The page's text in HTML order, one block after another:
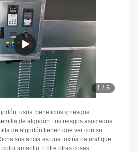
1 /6
usos, beneficios y riesgos.
de algodón Los riesgos asociados
de algodón tienen que ver con su
sustancia es una toxina natural que
color amarillo. Entre otras cosas,